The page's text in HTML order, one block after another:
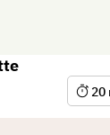
20